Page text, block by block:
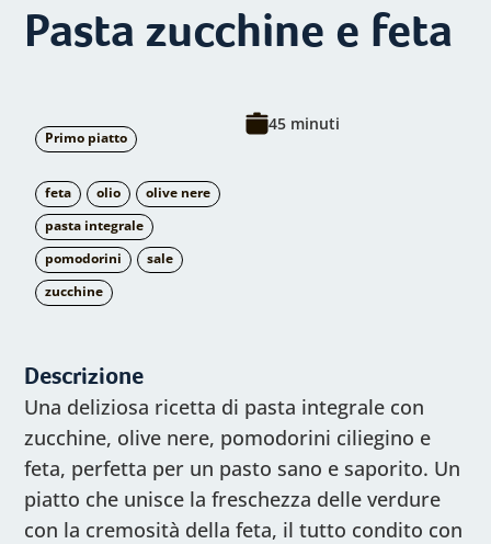
Pasta zucchine e feta
Primo piatto
feta olio
olive nere
pasta integrale
pomodorini
sale
zucchine
45 minuti
Descrizione
Una deliziosa ricetta di pasta integrale con
zucchine, olive nere, pomodorini ciliegino e
feta, perfetta per un pasto sano e saporito. Un
piatto che unisce la freschezza delle verdure
con la cremosità della feta, il tutto condito con